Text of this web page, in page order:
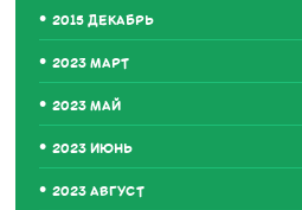
2015 ДЕКАБРЬ
2023 МАРТ
2023 МАЙ
2023 ИЮНЬ
2023 АВГУСТ